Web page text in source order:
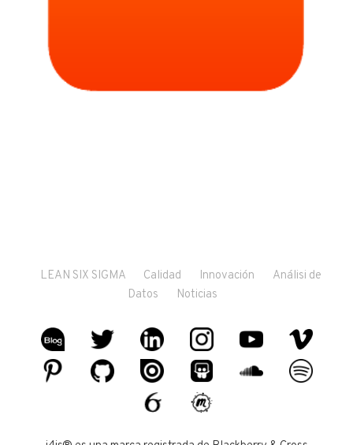
LEAN SIX SIGMA Calidad Innovación
Análisi de
Datos
Noticias